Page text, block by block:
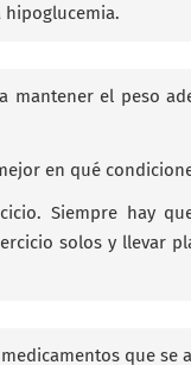
hipoglucemia.
mantener el peso
en qué
Siempre hay
solos y llevar
que se